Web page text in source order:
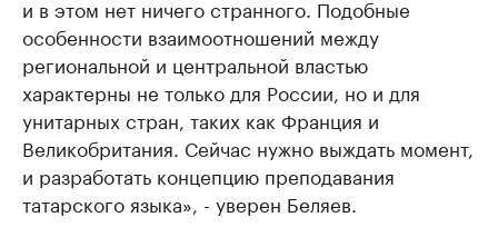
и в этом нет ничего странного. Подобные
особенности взаимоотношений между
региональной и центральной властью
характерны не только для России, но и для
унитарных стран, таких как Франция и
Великобритания. Сейчас нужно выждать момент,
и разработать концепцию преподавания
татарского языка», - уверен Беляев.